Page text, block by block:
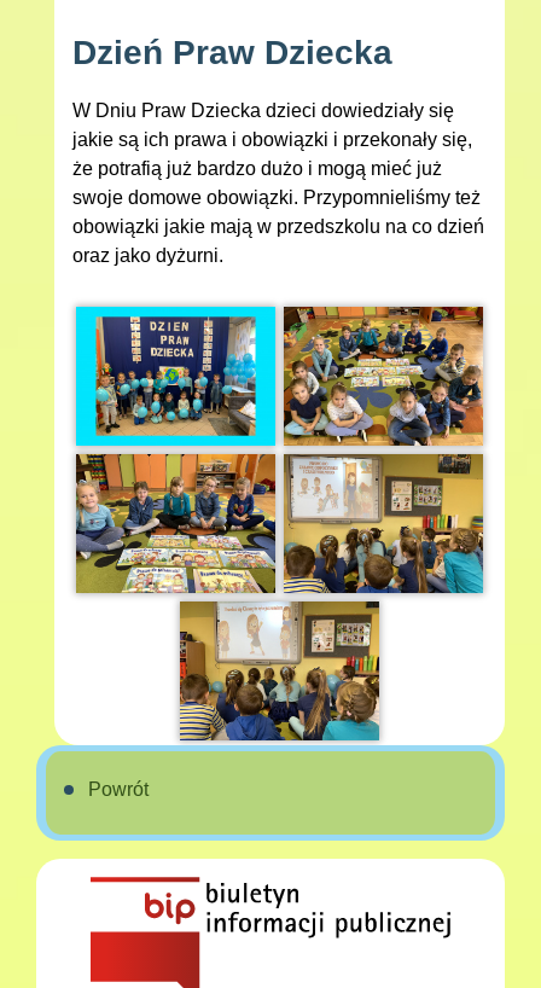
Dzień Praw Dziecka
W Dniu Praw Dziecka dzieci dowiedziały się
jakie są ich prawa i obowiązki i przekonały się,
że potrafią już bardzo dużo i mogą mieć już
swoje domowe obowiązki. Przypomnieliśmy też
obowiązki jakie mają w przedszkolu na co dzień
oraz jako dyżurni.
Powrót